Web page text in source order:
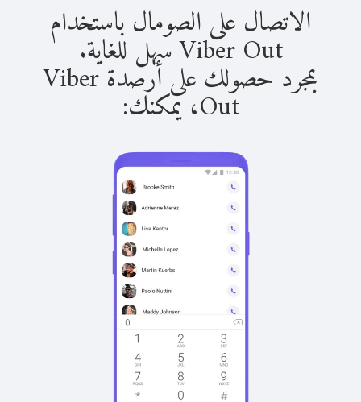
الاتصال على الصومال باستخدام
Viber Out سهل للغاية.
بمجرد حصولك على أرصدة Viber
Out، يمكنك: